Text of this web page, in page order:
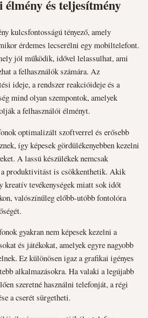
élmény és teljesítmény
kulcsfontosságú tényező, amely
érdemes lecserélni egy mobiltelefont.
jól működik, idővel lelassulhat, ami
a felhasználók számára. Az
ideje, a rendszer reakcióideje és a
mind olyan szempontok, amelyek
a felhasználói élményt.
optimalizált szoftverrel és erősebb
így képesek gördülékenyebben kezelni
A lassú készülékek nemcsak
a produktivitást is csökkenthetik. Akik
kreatív tevékenységek miatt sok időt
valószínűleg előbb-utóbb fontolóra
gyakran nem képesek kezelni a
és játékokat, amelyek egyre nagyobb
Ez különösen igaz a grafikai igényes
alkalmazásokra. Ha valaki a legújabb
szeretné használni telefonját, a régi
a cserét sürgetheti.